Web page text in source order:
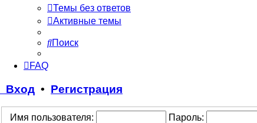
Темы без ответов
Активные темы
Поиск
FAQ
Вход • Регистрация
Имя пользователя: Пароль: